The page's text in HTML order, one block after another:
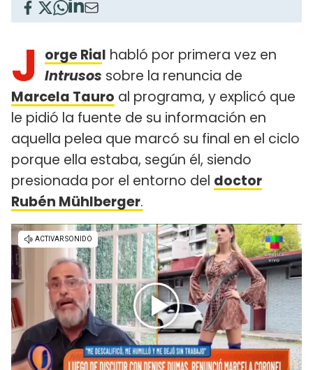
J orge Rial habló por primera vez en
Intrusos sobre la renuncia de
Marcela Tauro al programa, y explicó que
le pidió la fuente de su información en
aquella pelea que marcó su final en el ciclo
porque ella estaba, según él, siendo
presionada por el entorno del doctor
Rubén Mühlberger.